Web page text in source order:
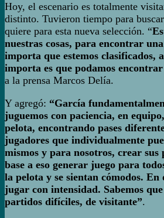
Hoy, el escenario es totalmente
distinto. Tuvieron tiempo para
quiere para esta nueva selección. “
nuestras cosas, para encontrar
importa que estemos clasificados,
importa es que podamos
a la prensa Marcos Delía.
Y agregó: “García
juguemos con paciencia, en
pelota, encontrando pases
jugadores que individualmente
mismos y para nosotros, crear
base a eso generar juego para
la pelota y se sientan cómodos. En
jugar con intensidad. Sabemos
partidos difíciles, de visitante”.